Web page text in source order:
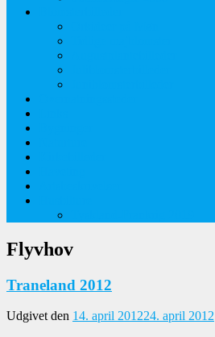
Flyvhov
Traneland 2012
Udgivet den 14. april 201224. april 2012